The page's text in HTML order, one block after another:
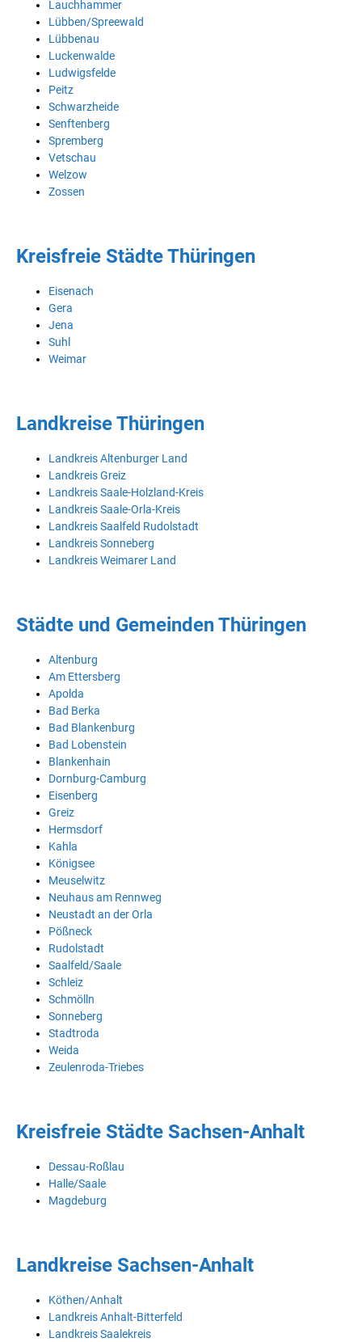
Lauchhammer
Lübben/Spreewald
Lübbenau
Luckenwalde
Ludwigsfelde
Peitz
Schwarzheide
Senftenberg
Spremberg
Vetschau
Welzow
Zossen
Kreisfreie Städte Thüringen
Eisenach
Gera
Jena
Suhl
Weimar
Landkreise Thüringen
Landkreis Altenburger Land
Landkreis Greiz
Landkreis Saale-Holzland-Kreis
Landkreis Saale-Orla-Kreis
Landkreis Saalfeld Rudolstadt
Landkreis Sonneberg
Landkreis Weimarer Land
Städte und Gemeinden Thüringen
Altenburg
Am Ettersberg
Apolda
Bad Berka
Bad Blankenburg
Bad Lobenstein
Blankenhain
Dornburg-Camburg
Eisenberg
Greiz
Hermsdorf
Kahla
Königsee
Meuselwitz
Neuhaus am Rennweg
Neustadt an der Orla
Pößneck
Rudolstadt
Saalfeld/Saale
Schleiz
Schmölln
Sonneberg
Stadtroda
Weida
Zeulenroda-Triebes
Kreisfreie Städte Sachsen-Anhalt
Dessau-Roßlau
Halle/Saale
Magdeburg
Landkreise Sachsen-Anhalt
Köthen/Anhalt
Landkreis Anhalt-Bitterfeld
Landkreis Saalekreis